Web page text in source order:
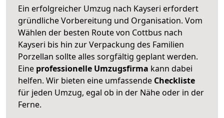
Ein erfolgreicher Umzug nach Kayseri erfordert
gründliche Vorbereitung und Organisation. Vom
Wählen der besten Route von Cottbus nach
Kayseri bis hin zur Verpackung des Familien
Porzellan sollte alles sorgfältig geplant werden.
Eine professionelle Umzugsfirma kann dabei
helfen. Wir bieten eine umfassende Checkliste
für jeden Umzug, egal ob in der Nähe oder in der
Ferne.